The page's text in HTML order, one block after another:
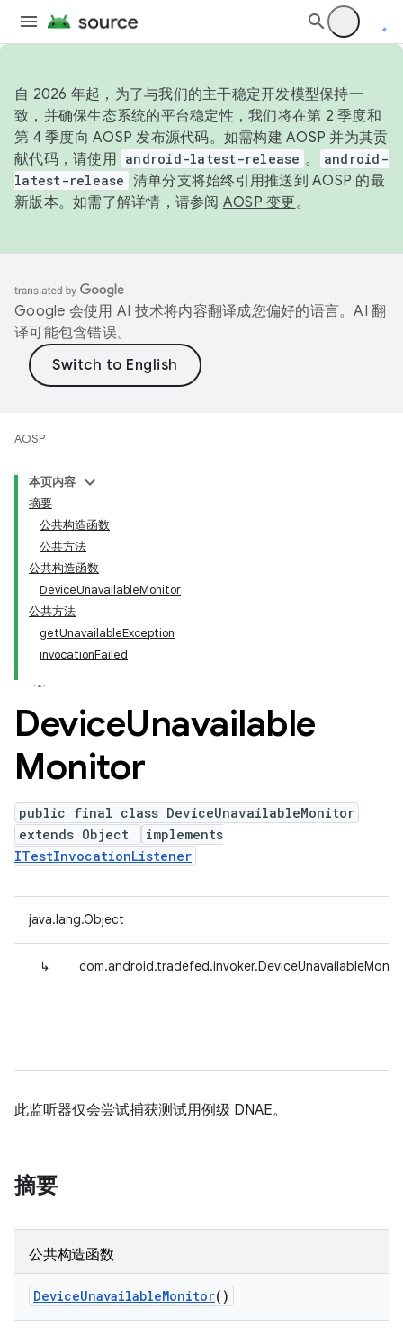
自 2026 年起，为了与我们的主干稳定开发模型保持一
致，并确保生态系统的平台稳定性，我们将在第 2 季度和
第 4 季度向 AOSP 发布源代码。如需构建 AOSP 并为其贡
献代码，请使用 android-latest-release 。
android-
latest-release 清单分支将始终引用推送到 AOSP 的最
新版本。如需了解详情，请参阅 AOSP 变更。
Google 会使用 AI 技术将内容翻译成您偏好的语言。AI 翻
译可能包含错误。
AOSP
本页内容
摘要
公共构造函数
公共方法
公共构造函数
DeviceUnavailableMonitor
公共方法
getUnavailableException
invocationFailed
DeviceUnavailable
Monitor
public final class DeviceUnavailableMonitor
extends Object
implements
ITestInvocationListener
java.lang.Object
↳
此监听器仅会尝试捕获测试用例级 DNAE。
摘要
公共构造函数
DeviceUnavailableMonitor()